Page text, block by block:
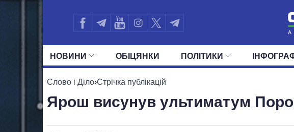
НОВИНИ
ПОЛІТИКА
ОБIЦЯНКИ ПОЛIТИКИ
УСІ ПОЛІТИКИ
Слово і Діло›Стрічка публікацій
Ярош висунув ультиматум